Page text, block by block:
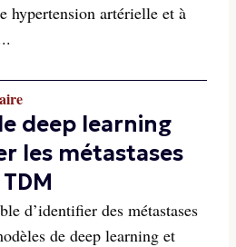
hypertension artérielle et à
deep learning
les métastases
d’identifier des métastases
de deep learning et